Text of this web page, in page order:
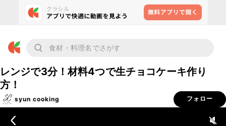
レンジで3分！材料4つで生チョコケーキ作り
方！
syun cooking フォロー